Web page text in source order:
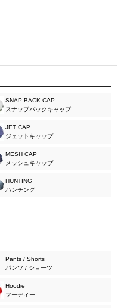
SNAP BACK CAP
スナップバックキャップ
JET CAP
ジェットキャップ
MESH CAP
メッシュキャップ
HUNTING
ハンチング
Pants / Shorts
パンツ / ショーツ
Hoodie
フーディー